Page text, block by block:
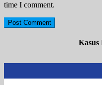
time I comment.
Kasus